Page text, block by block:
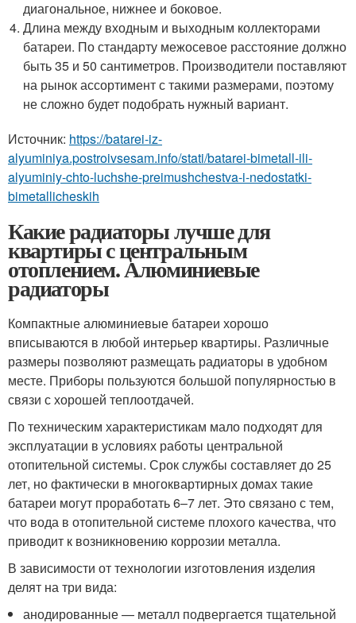
диагональное, нижнее и боковое.
Длина между входным и выходным коллекторами
батареи. По стандарту межосевое расстояние должно
быть 35 и 50 сантиметров. Производители поставляют
на рынок ассортимент с такими размерами, поэтому
не сложно будет подобрать нужный вариант.
Источник: https://batarei-iz-
alyuminiya.postroivsesam.info/stati/batarei-bimetall-ili-
alyuminiy-chto-luchshe-preimushchestva-i-nedostatki-
bimetallicheskih
Какие радиаторы лучше для
квартиры с центральным
отоплением. Алюминиевые
радиаторы
Компактные алюминиевые батареи хорошо
вписываются в любой интерьер квартиры. Различные
размеры позволяют размещать радиаторы в удобном
месте. Приборы пользуются большой популярностью в
связи с хорошей теплоотдачей.
По техническим характеристикам мало подходят для
эксплуатации в условиях работы центральной
отопительной системы. Срок службы составляет до 25
лет, но фактически в многоквартирных домах такие
батареи могут проработать 6–7 лет. Это связано с тем,
что вода в отопительной системе плохого качества, что
приводит к возникновению коррозии металла.
В зависимости от технологии изготовления изделия
делят на три вида:
анодированные — металл подвергается тщательной